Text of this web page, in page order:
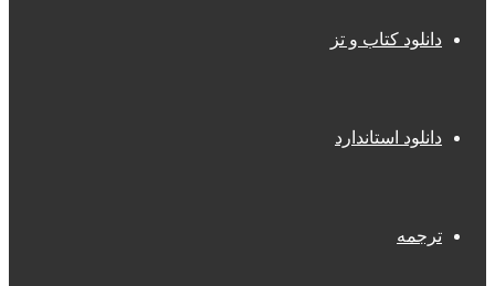
دانلود کتاب و تز
دانلود استاندارد
ترجمه